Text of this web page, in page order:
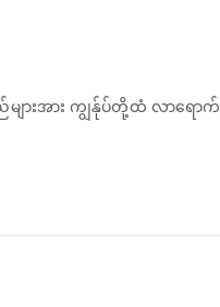
များအား ကျွန်ုပ်တို့ထံ လာရ